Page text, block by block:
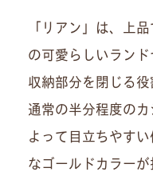
「リアン」は、上
の可愛らしいランド
収納部分を閉じる役
通常の半分程度の
よって目立ちやす
なゴールドカラーが